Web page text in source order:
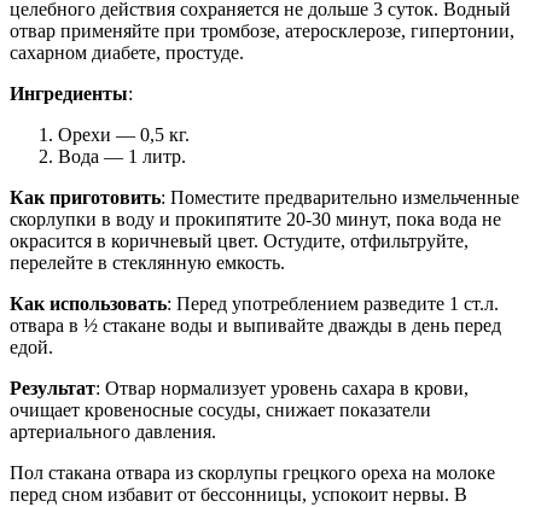
целебного действия сохраняется не дольше 3 суток. Водный
отвар применяйте при тромбозе, атеросклерозе, гипертонии,
сахарном диабете, простуде.
Ингредиенты:
Орехи — 0,5 кг.
Вода — 1 литр.
Как приготовить: Поместите предварительно измельченные
скорлупки в воду и прокипятите 20-30 минут, пока вода не
окрасится в коричневый цвет. Остудите, отфильтруйте,
перелейте в стеклянную емкость.
Как использовать: Перед употреблением разведите 1 ст.л.
отвара в ½ стакане воды и выпивайте дважды в день перед
едой.
Результат: Отвар нормализует уровень сахара в крови,
очищает кровеносные сосуды, снижает показатели
артериального давления.
Пол стакана отвара из скорлупы грецкого ореха на молоке
перед сном избавит от бессонницы, успокоит нервы. В